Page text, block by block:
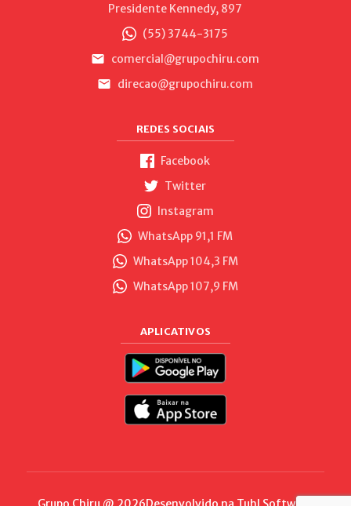
Presidente Kennedy, 897
(55) 3744-3175
comercial@grupochiru.com
direcao@grupochiru.com
REDES SOCIAIS
Facebook
Twitter
Instagram
WhatsApp 91,1 FM
WhatsApp 104,3 FM
WhatsApp 107,9 FM
APLICATIVOS